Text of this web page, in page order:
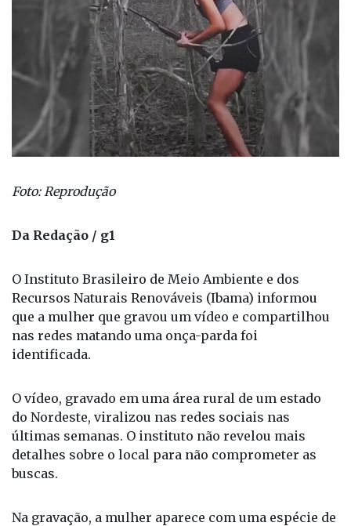
Foto: Reprodução
Da Redação / g1
O Instituto Brasileiro de Meio Ambiente e dos
Recursos Naturais Renováveis (Ibama) informou
que a mulher que gravou um vídeo e compartilhou
nas redes matando uma onça-parda foi
identificada.
O vídeo, gravado em uma área rural de um estado
do Nordeste, viralizou nas redes sociais nas
últimas semanas. O instituto não revelou mais
detalhes sobre o local para não comprometer as
buscas.
Na gravação, a mulher aparece com uma espécie de